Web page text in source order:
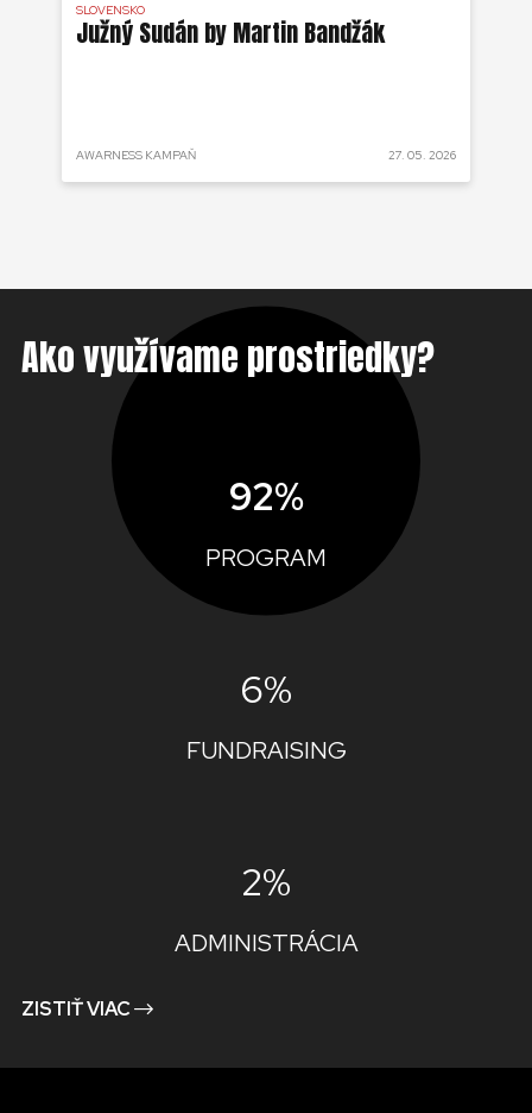
SLOVENSKO
Južný Sudán by Martin Bandžák
AWARNESS KAMPAŇ 27. 05. 2026
Ako využívame prostriedky?
92%
PROGRAM
6%
FUNDRAISING
2%
ADMINISTRÁCIA
ZISTIŤ VIAC